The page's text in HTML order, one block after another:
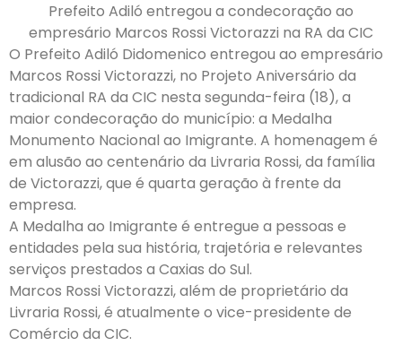
Prefeito Adiló entregou a condecoração ao
empresário Marcos Rossi Victorazzi na RA da CIC
O Prefeito Adiló Didomenico entregou ao empresário
Marcos Rossi Victorazzi, no Projeto Aniversário da
tradicional RA da CIC nesta segunda-feira (18), a
maior condecoração do município: a Medalha
Monumento Nacional ao Imigrante. A homenagem é
em alusão ao centenário da Livraria Rossi, da família
de Victorazzi, que é quarta geração à frente da
empresa.
A Medalha ao Imigrante é entregue a pessoas e
entidades pela sua história, trajetória e relevantes
serviços prestados a Caxias do Sul.
Marcos Rossi Victorazzi, além de proprietário da
Livraria Rossi, é atualmente o vice-presidente de
Comércio da CIC.